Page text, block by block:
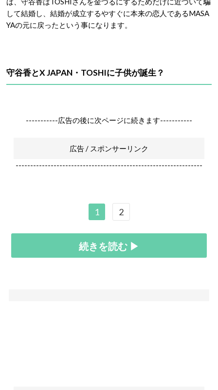
して結婚し、結婚が成立するやすぐに本来の恋人であるMASA
YAの元に戻ったという事になります。
守谷香とX JAPAN・TOSHIに子供が誕生？
-----------広告の後に次ページに続きます-----------
広告 / スポンサーリンク
----------------------------------------------------------------
1 2
続きを読む ▶